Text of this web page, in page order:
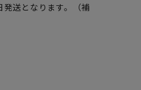
送となります。（補